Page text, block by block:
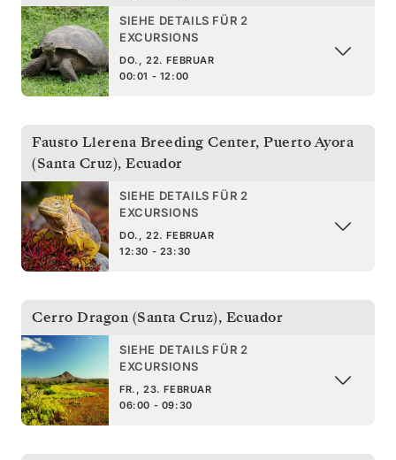
SIEHE DETAILS FÜR 2
EXCURSIONS
DO., 22. FEBRUAR
00:01 - 12:00
Fausto Llerena Breeding Center, Puerto Ayora
(Santa Cruz), Ecuador
SIEHE DETAILS FÜR 2
EXCURSIONS
DO., 22. FEBRUAR
12:30 - 23:30
Cerro Dragon (Santa Cruz), Ecuador
SIEHE DETAILS FÜR 2
EXCURSIONS
FR., 23. FEBRUAR
06:00 - 09:30